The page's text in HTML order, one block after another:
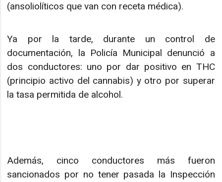
(ansoliolíticos que van con receta médica).
Ya por la tarde, durante un control de
documentación, la Policía Municipal denunció a
dos conductores: uno por dar positivo en THC
(principio activo del cannabis) y otro por superar
la tasa permitida de alcohol.
Además, cinco conductores más fueron
sancionados por no tener pasada la Inspección